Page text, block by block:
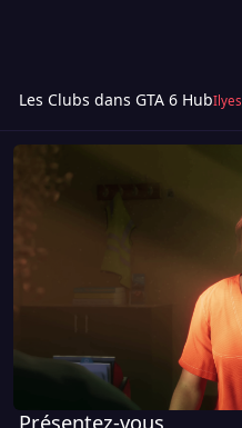
Les Clubs dans GTA 6 HubIlyes
Présentez-vous
Présentez-vous